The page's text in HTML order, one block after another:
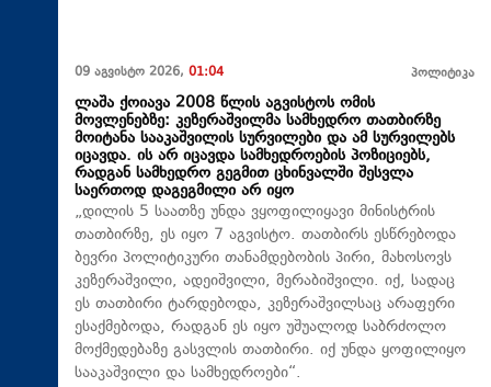
09 აგვისტო 2026, 01:04 პოლიტიკა
ლაშა ქოიავა 2008 წლის აგვისტოს ომის
მოვლენებზე: კეზერაშვილმა სამხედრო თათბირზე
მოიტანა სააკაშვილის სურვილები და ამ სურვილებს
იცავდა. ის არ იცავდა სამხედროების პოზიციებს,
რადგან სამხედრო გეგმით ცხინვალში შესვლა
საერთოდ დაგეგმილი არ იყო
„დილის 5 საათზე უნდა ვყოფილიყავი მინისტრის
თათბირზე, ეს იყო 7 აგვისტო. თათბირს ესწრებოდა
ბევრი პოლიტიკური თანამდებობის პირი, მახოსოვს
კეზერაშვილი, ადეიშვილი, მერაბიშვილი. იქ, სადაც
ეს თათბირი ტარდებოდა, კეზერაშვილსაც არაფერი
ესაქმებოდა, რადგან ეს იყო უშუალოდ საბრძოლო
მოქმედებაზე გასვლის თათბირი. იქ უნდა ყოფილიყო
სააკაშვილი და სამხედროები“.